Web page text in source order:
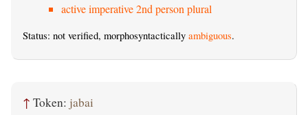
active imperative 2nd person plural
Status: not verified, morphosyntactically ambiguous.
↑ Token: jabai